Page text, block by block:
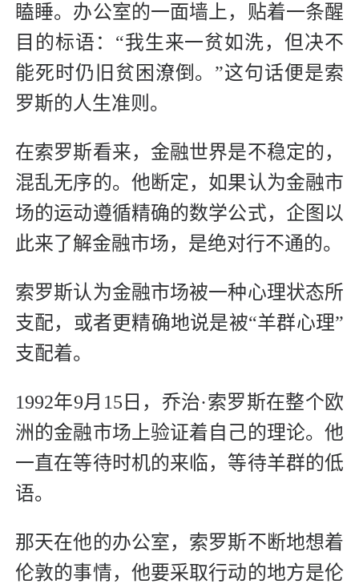
瞌睡。办公室的一面墙上，贴着一条醒
目的标语：“我生来一贫如洗，但决不
能死时仍旧贫困潦倒。”这句话便是索
罗斯的人生准则。
在索罗斯看来，金融世界是不稳定的，
混乱无序的。他断定，如果认为金融市
场的运动遵循精确的数学公式，企图以
此来了解金融市场，是绝对行不通的。
索罗斯认为金融市场被一种心理状态所
支配，或者更精确地说是被“羊群心理”
支配着。
1992年9月15日，乔治·索罗斯在整个欧
洲的金融市场上验证着自己的理论。他
一直在等待时机的来临，等待羊群的低
语。
那天在他的办公室，索罗斯不断地想着
伦敦的事情，他要采取行动的地方是伦